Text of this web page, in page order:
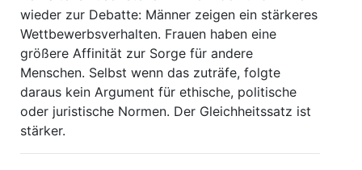
wieder zur Debatte: Männer zeigen ein stärkeres
Wettbewerbsverhalten. Frauen haben eine
größere Affinität zur Sorge für andere
Menschen. Selbst wenn das zuträfe, folgte
daraus kein Argument für ethische, politische
oder juristische Normen. Der Gleichheitssatz ist
stärker.